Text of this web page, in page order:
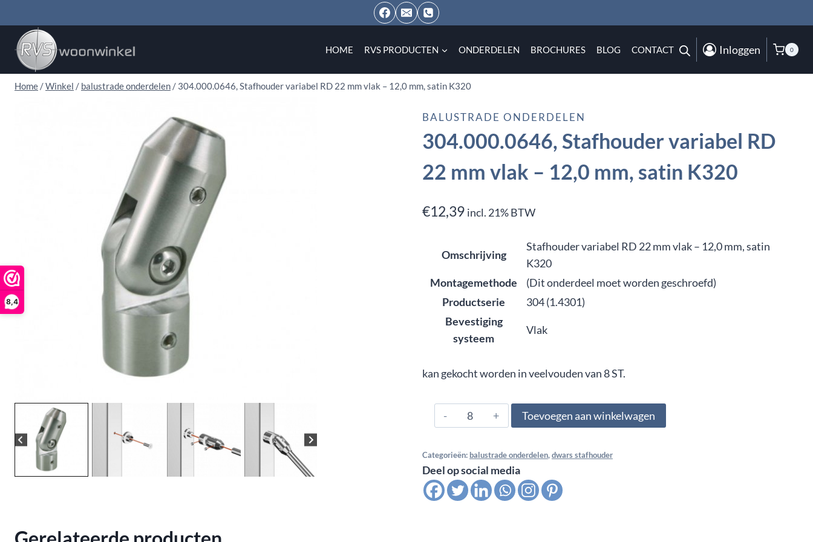
8,4
naar
inhoud
HOME RVS PRODUCTEN ONDERDELEN BROCHURES BLOG CONTACT Inloggen 0
Home /Winkel / balustrade onderdelen / 304.000.0646, Stafhouder variabel RD 22 mm vlak – 12,0 mm, satin K320
BALUSTRADE ONDERDELEN
304.000.0646, Stafhouder variabel RD
22 mm vlak – 12,0 mm, satin K320
€12,39 incl. 21% BTW
Omschrijving
Stafhouder variabel RD 22 mm vlak – 12,0 mm, satin
K320
Montagemethode
(Dit onderdeel moet worden geschroefd)
Productserie
304 (1.4301)
Bevestiging
systeem
Vlak
kan gekocht worden in veelvouden van 8 ST.
304.000.0646,
Stafhouder
RD
22
mm
Toevoegen aan winkelwagen
Categorieën: balustrade onderdelen, dwars stafhouder
Deel op social media